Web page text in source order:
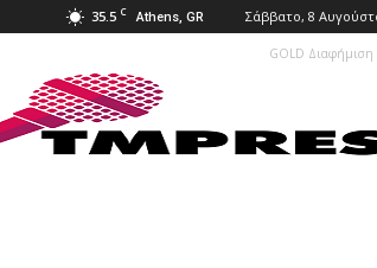
35.5 C Athens, GR Σάββατο, 8
GOLD Διαφήμιση